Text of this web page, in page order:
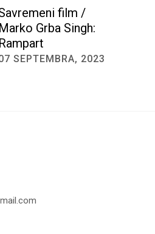
film /
Marko Grba Singh:
Rampart
SEPTEMBRA, 2023